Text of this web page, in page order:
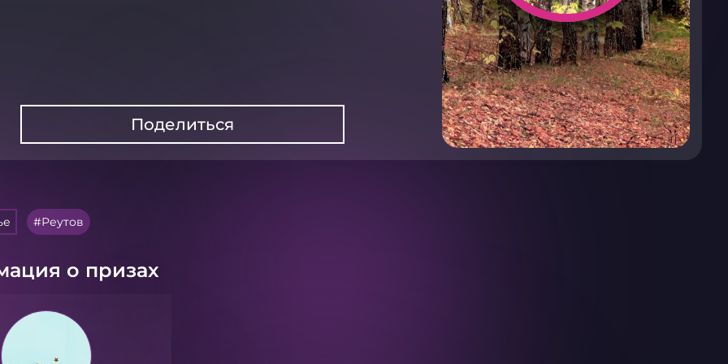
Поделиться
Реутов
о призах